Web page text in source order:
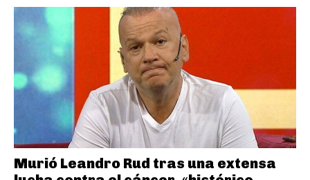
Murió Leandro Rud tras una extensa